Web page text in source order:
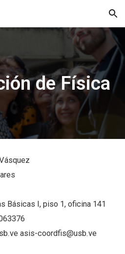
Skip to navigation
de Física
Básicas I, piso 1, oficina 141
3376
asis-coordfis@usb.ve